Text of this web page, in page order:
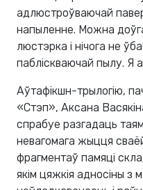
адлюстроўваючай
напыленне. Можна
люстэрка і нічога не
пабліскваючай пылу. Я
Аўтафікшн-трылогію,
«Стэп», Аксана
спрабуе разгадаць
невагомага жыцця
фрагментаў памяці
якім цяжкія адносіны з